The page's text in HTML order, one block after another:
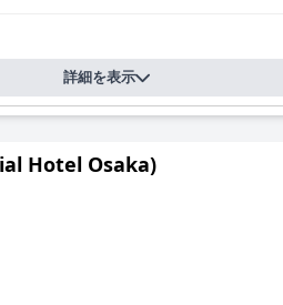
詳細を表示
Hotel Osaka)